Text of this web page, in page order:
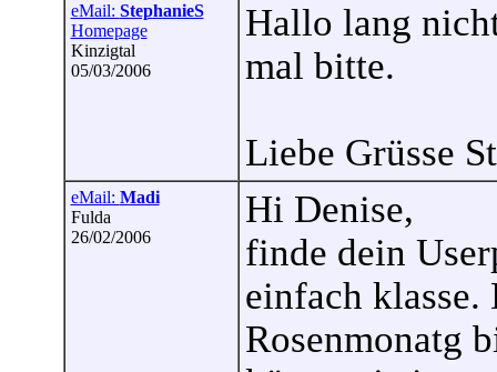
eMail: StephanieS
Homepage
Kinzigtal
05/03/2006
Hallo lang
mal bitte.
Liebe Grüsse
eMail: Madi
Fulda
26/02/2006
Hi Denise,
finde dein
einfach klasse.
Rosenmonatg